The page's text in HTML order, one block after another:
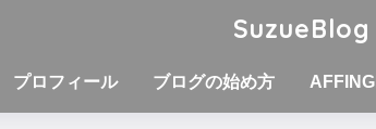
プロフィール ブログの始め方